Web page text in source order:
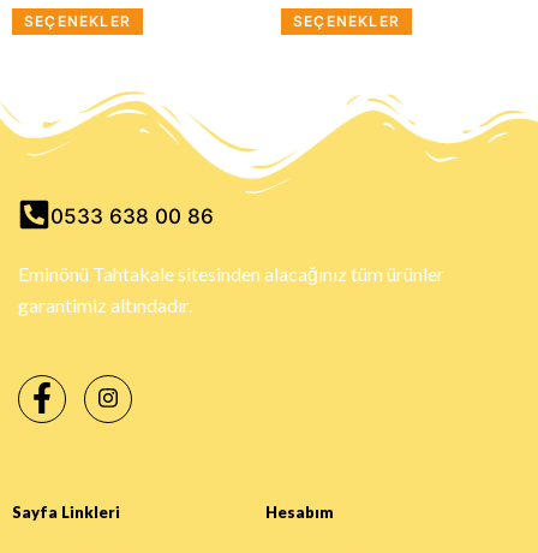
SEÇENEKLER SEÇENEKLER
0533 638 00 86
Eminönü Tahtakale sitesinden alacağınız tüm ürünler
garantimiz altındadır.
Sayfa Linkleri Hesabım